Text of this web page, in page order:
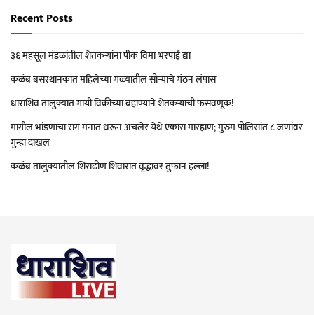
Recent Posts
३६ महसूल मंडळांतील शेतकऱ्यांना पीक विमा भरपाई द्या
कळंब बसस्थानकात महिलेच्या गळ्यातील सोन्याचे गंठन लंपास
धाराशिव तालुक्यात गायी विक्रीच्या बहाण्याने शेतकऱ्याची फसवणूक!
मागील भांडणाचा राग मनात धरून अचलेर येथे एकास मारहाण; मुरुम पोलिसांत ८ जणांवर
गुन्हा दाखल
कळंब तालुक्यातील शिराढोण शिवारात वृद्धावर तुफान हल्ला!